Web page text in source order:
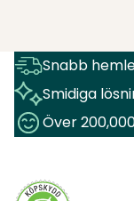
Snabb
Smidiga
Över